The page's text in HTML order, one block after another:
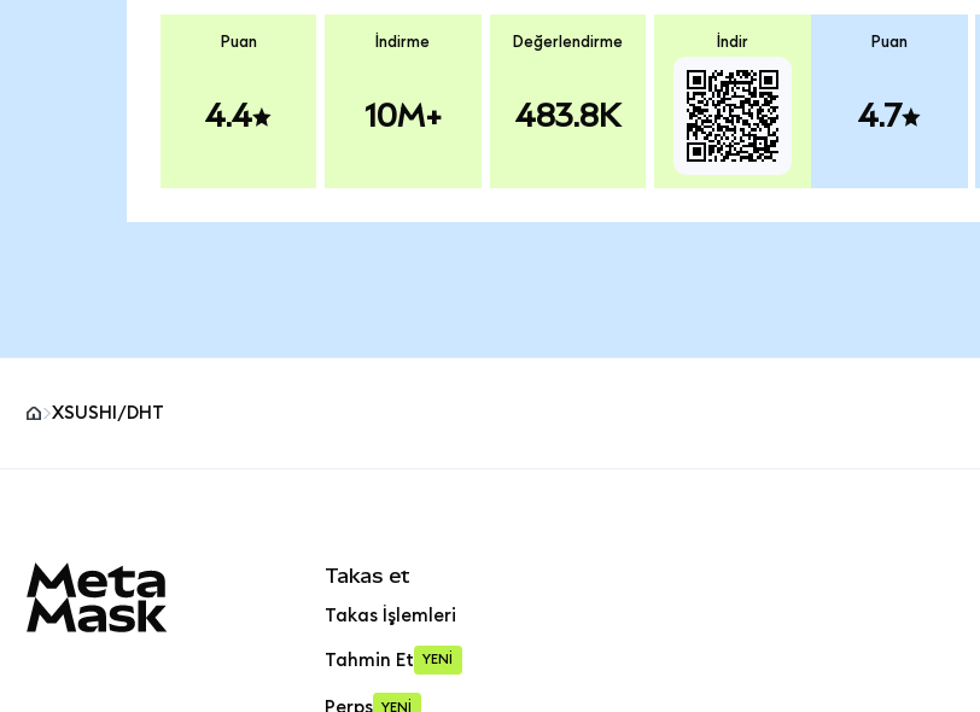
Puan
4.4
İndirme
10M+
Değerlendirme
483.8K
İndir Puan
4.7
XSUSHI/DHT
Takas et
Takas İşlemleri
Tahmin Et YENİ
Perps YENİ